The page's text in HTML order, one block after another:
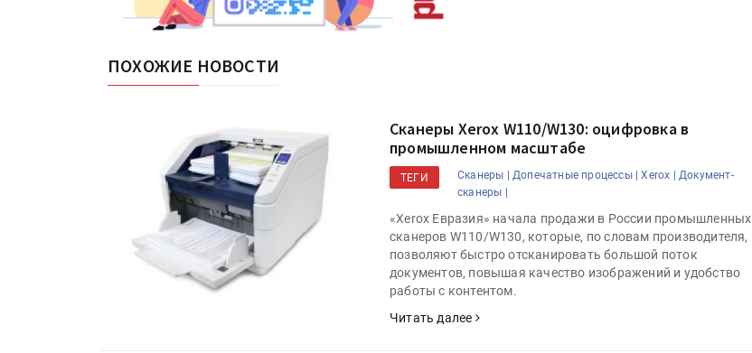
ПОХОЖИЕ НОВОСТИ
Сканеры Xerox W110/W130: оцифровка в
промышленном масштабе
ТЕГИ Сканеры | Допечатные процессы | Xerox |
Документ-
сканеры |
«Xerox Евразия» начала продажи в России промышленных
сканеров W110/W130, которые, по словам производителя,
позволяют быстро отсканировать большой поток
документов, повышая качество изображений и удобство
работы с контентом.
Читать далее